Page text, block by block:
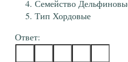
Семейство
Тип Хордовые
Ответ: